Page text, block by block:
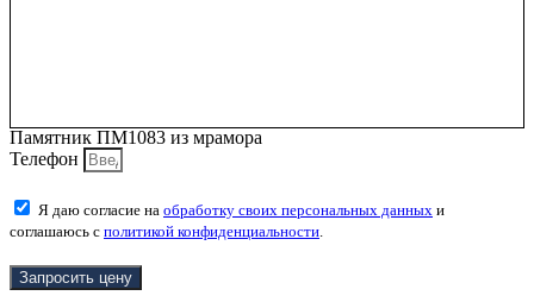
Памятник ПМ1083 из мрамора
Телефон
Я даю согласие на обработку своих персональных данных и
соглашаюсь с политикой конфиденциальности.
Запросить цену